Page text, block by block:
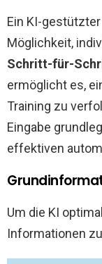
Ein KI-
Möglichkeit,
Schritt-für-
ermöglicht es,
Training zu
Eingabe
effektiven
Um die KI
Informationen